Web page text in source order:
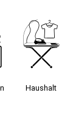
Haushalt